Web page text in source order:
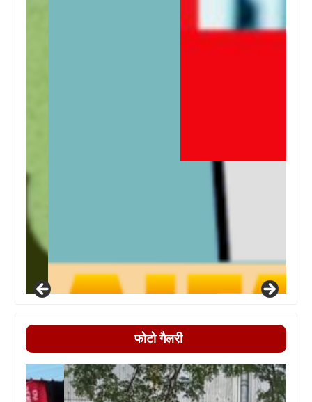
फोटो गैलरी